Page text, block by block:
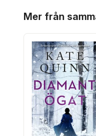
Mer från